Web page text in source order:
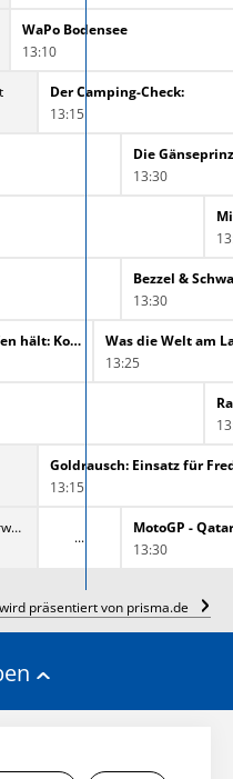
WaPo Bodensee
13:10
Der Camping-Check:
13:15
Die
13:30
13:30
Was die Welt am Laufen hält: Kommunikation
13:25
Goldrausch: Einsatz für
13:15
MotoGP - Qatar Airways Grand Prix von Großbritannien
13:30
präsentiert von prisma.de